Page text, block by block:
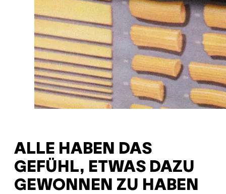
ALLE HABEN DAS
GEFÜHL, ETWAS DAZU
GEWONNEN ZU HABEN